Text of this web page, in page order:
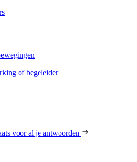
of begeleider
voor al je antwoorden